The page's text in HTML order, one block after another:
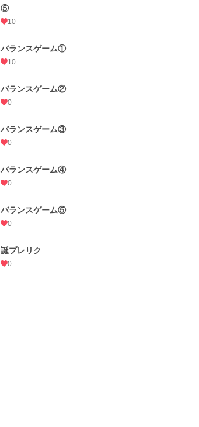
⑤
10
バランスゲーム①
10
バランスゲーム②
0
バランスゲーム③
0
バランスゲーム④
0
バランスゲーム⑤
0
誕プレリク
0